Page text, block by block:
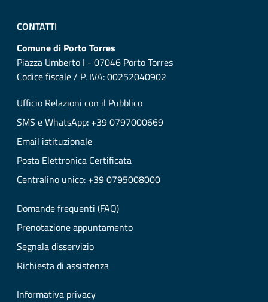
CONTATTI
Comune di Porto Torres
Piazza Umberto I - 07046 Porto Torres
Codice fiscale / P. IVA: 00252040902
Ufficio Relazioni con il Pubblico
SMS e WhatsApp: +39 0797000669
Email istituzionale
Posta Elettronica Certificata
Centralino unico: +39 0795008000
Domande frequenti (FAQ)
Prenotazione appuntamento
Segnala disservizio
Richiesta di assistenza
Informativa privacy